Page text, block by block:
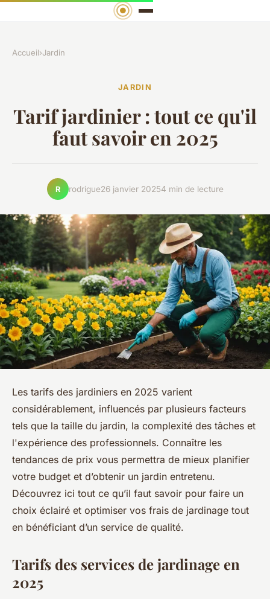
Accueil›Jardin
JARDIN
Tarif jardinier : tout ce qu'il
faut savoir en 2025
R rodrigue26 janvier 20254 min de lecture
Les tarifs des jardiniers en 2025 varient
considérablement, influencés par plusieurs facteurs
tels que la taille du jardin, la complexité des tâches et
l'expérience des professionnels. Connaître les
tendances de prix vous permettra de mieux planifier
votre budget et d’obtenir un jardin entretenu.
Découvrez ici tout ce qu’il faut savoir pour faire un
choix éclairé et optimiser vos frais de jardinage tout
en bénéficiant d’un service de qualité.
Tarifs des services de jardinage en
2025